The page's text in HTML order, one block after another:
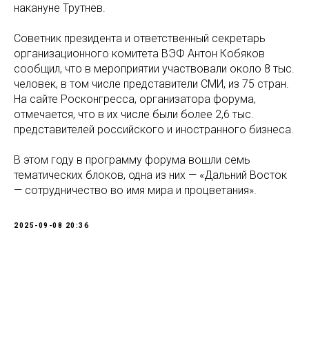
накануне Трутнев.
Советник президента и ответственный секретарь
организационного комитета ВЭФ Антон Кобяков
сообщил, что в мероприятии участвовали около 8 тыс.
человек, в том числе представители СМИ, из 75 стран.
На сайте Росконгресса, организатора форума,
отмечается, что в их числе были более 2,6 тыс.
представителей российского и иностранного бизнеса.
В этом году в программу форума вошли семь
тематических блоков, одна из них — «Дальний Восток
— сотрудничество во имя мира и процветания».
2025-09-08 20:36